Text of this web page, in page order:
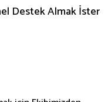
Destek Almak İster